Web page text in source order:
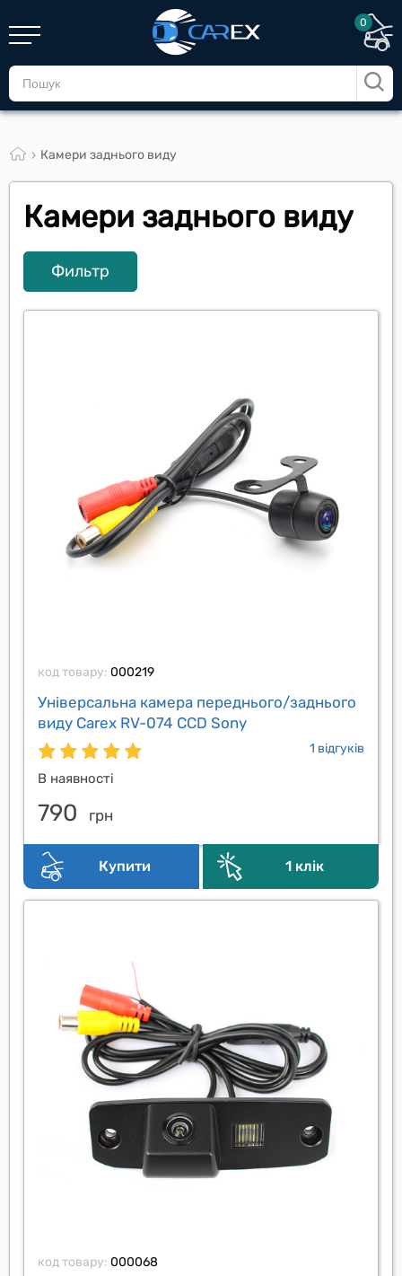
0
Камери заднього виду
Камери заднього виду
Фильтр
код товару: 000219
Універсальна камера переднього/заднього
виду Carex RV-074 CCD Sony
1 відгуків
В наявності
790 грн
Купити 1 клік
код товару: 000068